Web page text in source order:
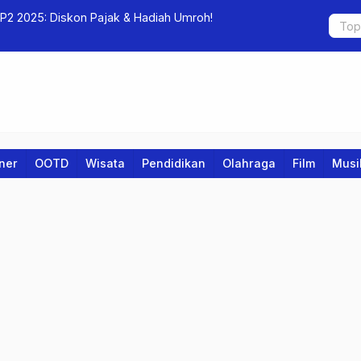
2025: Diskon Pajak & Hadiah Umroh!
Seminar
Wiramuda
OOTD Wisata Pendidikan Olahraga Film